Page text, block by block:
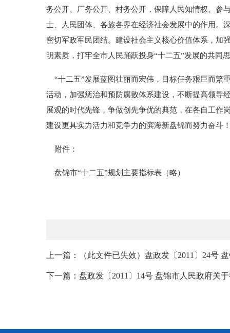
务公开、厂务公开、村务公开，保障人民知情权、参
士、人民团体、各族各界在经济社会发展中的作用。
密切军政军民团结。建设社会主义核心价值体系，加
明素质，打牢全市人民踊跃投身“十二五”发展的共同
“十二五”发展蓝图壮丽而宏伟，目标任务艰巨而繁
活动，加强惩治和预防腐败体系建设，不断提高领导
展观的时代先锋，争做创先争优的典范，在各自工作
建设更具实力活力和竞争力的滨海新盘锦而努力奋斗
附件：
盘锦市“十二五”规划主要指标表（略）
上一篇：（此文件已失效）盘政发〔2011〕24号
下一篇：盘政发〔2011〕14号 盘锦市人民政府关